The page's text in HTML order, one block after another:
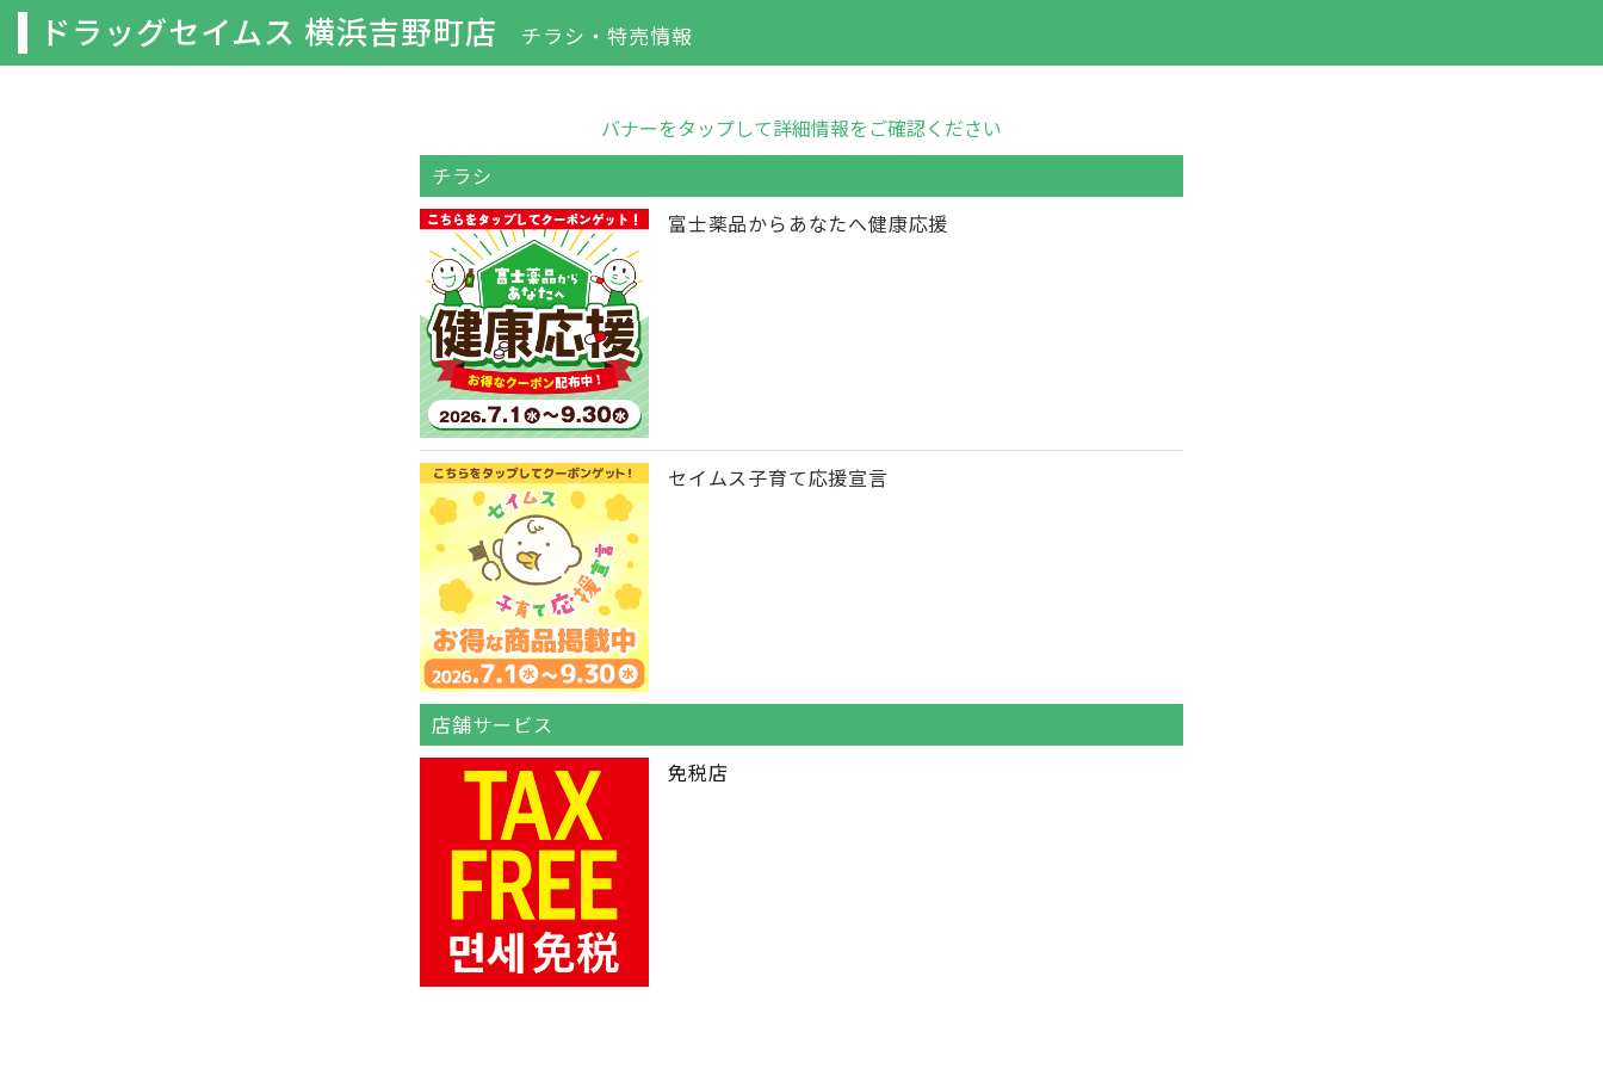
ドラッグセイムス 横浜吉野町店 チラシ・特売情報
バナーをタップして詳細情報をご確認ください
チラシ
富士薬品からあなたへ健康応援
セイムス子育て応援宣言
店舗サービス
免税店